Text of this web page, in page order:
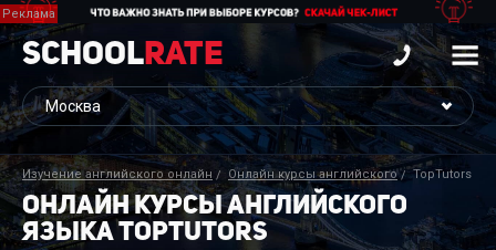
School Rate
Изучение английского онлайн Онлайн курсы английского TopTutors
ОНЛАЙН КУРСЫ АНГЛИЙСКОГО
ЯЗЫКА TOPTUTORS